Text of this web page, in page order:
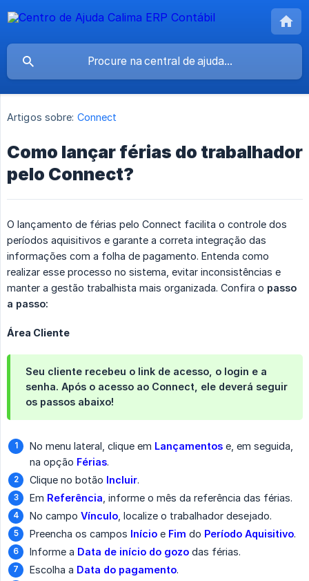
Artigos sobre: Connect
Como lançar férias do trabalhador
pelo Connect?
O lançamento de férias pelo Connect facilita o controle dos
períodos aquisitivos e garante a correta integração das
informações com a folha de pagamento. Entenda como
realizar esse processo no sistema, evitar inconsistências e
manter a gestão trabalhista mais organizada. Confira o passo
a passo:
Área Cliente
Seu cliente recebeu o link de acesso, o login e a
senha. Após o acesso ao Connect, ele deverá seguir
os passos abaixo!
No menu lateral, clique em Lançamentos e, em seguida,
na opção Férias.
Clique no botão Incluir.
Em Referência , informe o mês da referência das férias.
No campo Vínculo , localize o trabalhador desejado.
Preencha os campos Início e Fim do Período Aquisitivo.
Informe a Data de início do gozo das férias.
Escolha a Data do pagamento.